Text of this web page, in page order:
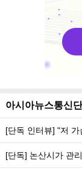
아시아뉴스통신
[단독 인터뷰] "저
[단독] 논산시가 관